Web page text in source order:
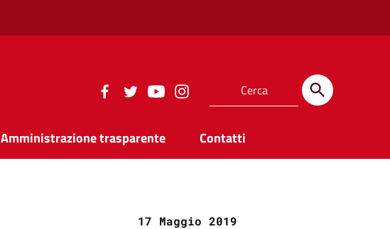
Amministrazione trasparente Contatti
Data:
17 Maggio 2019